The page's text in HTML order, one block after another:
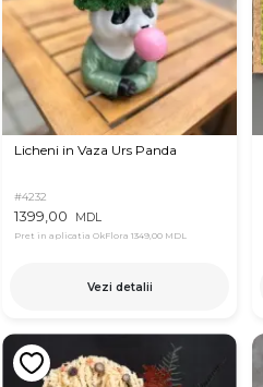
Licheni in Vaza Urs Panda
#4232
1399,00 MDL
Pret in aplicatia OkFlora 1349,00 MDL
Vezi detalii